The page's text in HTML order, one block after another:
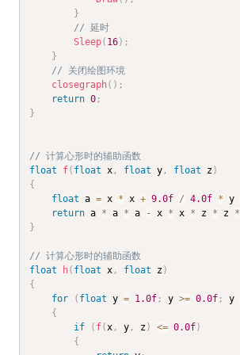
}
// 延时
Sleep( 16) ;
}
// 关闭绘图环境
closegraph( ) ;
return 0 ;
}
// 计算心形时的辅助函数
float
f( float x , float y , float z )
{
float a = x * x + 9.0f / 4.0f * y
return a * a * a - x * x * z * z *
}
// 计算心形时的辅助函数
float
h( float x , float z )
{
for
( float y = 1.0f ; y >= 0.0f ; y
{
if
( f(x , y , z ) <= 0.0f)
{